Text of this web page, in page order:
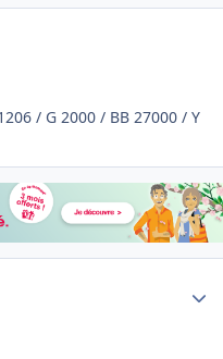
/ G 2000 / BB 27000 / Y